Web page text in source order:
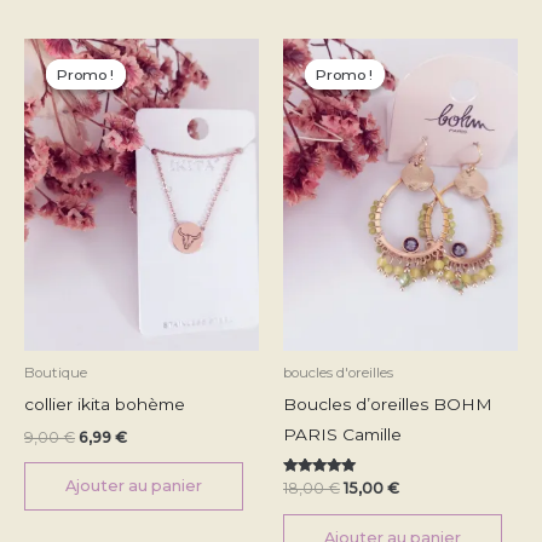
Promo !
Promo !
Boutique
collier ikita bohème
9,00€
Le
prix
initial
était :
9,00 €.
6,99 €
Le
prix
actuel
est :
6,99 €.
Ajouter au panier
Promo !
Promo !
boucles d'oreilles
Boucles d’oreilles BOHM
PARIS Camille
Note
5.00
sur 5
18,00€
Le
prix
initial
était :
18,00 €.
15,00 €
15,00 €.
Ajouter au panier